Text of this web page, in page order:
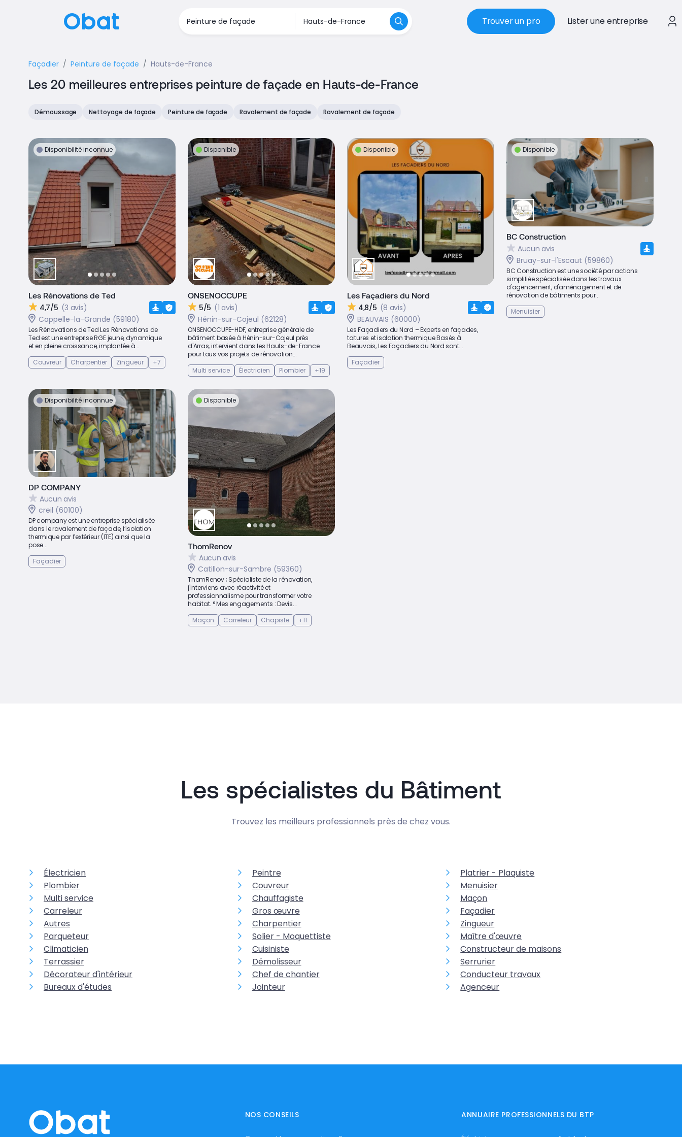
Trouver un pro Lister une entreprise
Façadier Peinture de façade Hauts-de-France
Les 20 meilleures entreprises peinture de façade en Hauts-de-France
Démoussage Nettoyage de façade Peinture de façade Ravalement de façade Ravalement de façade
Disponibilité inconnue
Les Rénovations de Ted
4,7/5 (3 avis)
Cappelle-la-Grande (59180)
Les Rénovations de Ted Les Rénovations de
Ted est une entreprise RGE jeune, dynamique
et en pleine croissance, implantée à...
Couvreur
Charpentier Zingueur +7
Disponible
ONSENOCCUPE
5/5 (1 avis)
Hénin-sur-Cojeul (62128)
ONSENOCCUPE-HDF, entreprise générale de
bâtiment basée à Hénin-sur-Cojeul près
d'Arras, intervient dans les Hauts-de-France
pour tous vos projets de rénovation...
Multi service
Électricien Plombier +19
Disponible
Les Façadiers du Nord
4,8/5 (8 avis)
BEAUVAIS (60000)
Les Façadiers du Nord – Experts en façades,
toitures et isolation thermique Basés à
Beauvais, Les Façadiers du Nord sont...
Façadier
Disponible
BC Construction
Aucun avis
Bruay-sur-l'Escaut (59860)
BC Construction est une société par actions
simplifiée spécialisée dans les travaux
d'agencement, d'aménagement et de
rénovation de bâtiments pour...
Menuisier
Disponibilité inconnue
DP COMPANY
Aucun avis
creil (60100)
DP company est une entreprise spécialisée
dans le ravalement de façade, l’isolation
thermique par l’extérieur (ITE) ainsi que la
pose...
Façadier
Disponible
ThomRenov
Aucun avis
Catillon-sur-Sambre (59360)
ThomRenov ; Spécialiste de la rénovation,
j'interviens avec réactivité et
professionnalisme pour transformer votre
habitat. ° Mes engagements : Devis...
Maçon
Carreleur Chapiste +11
Les spécialistes du Bâtiment
Trouvez les meilleurs professionnels près de chez vous.
Électricien Peintre
Platrier - Plaquiste
Plombier
Couvreur
Menuisier
Multi service
Chauffagiste
Maçon
Carreleur
Gros œuvre
Façadier
Autres
Charpentier
Zingueur
Parqueteur
Solier - Moquettiste
Maître d'œuvre
Climaticien
Cuisiniste
Constructeur de maisons
Terrassier
Démolisseur
Serrurier
Décorateur d'intérieur
Chef de chantier
Conducteur travaux
Bureaux d'études
Jointeur Agenceur
NOS CONSEILS ANNUAIRE PROFESSIONNELS DU BTP